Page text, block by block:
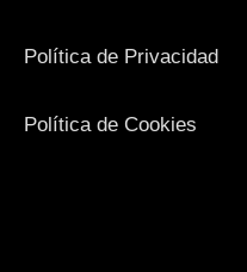
Política de Privacidad
Política de Cookies